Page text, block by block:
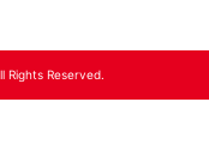
Rights Reserved.